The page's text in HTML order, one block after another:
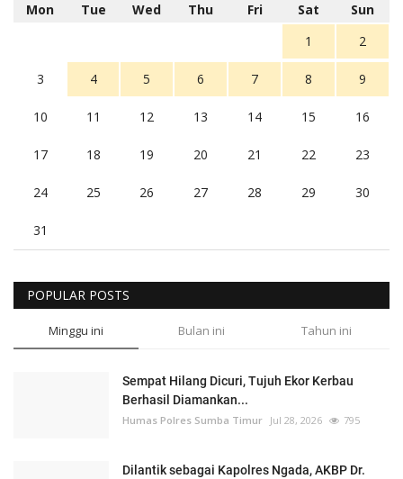
Mon Tue Wed Thu Fri Sat
Sun
1
2
3 4 5 6 7 8 9
10 11 12 13 14 15 16
17 18 19 20 21 22 23
24 25 26 27 28 29 30
31
POPULAR POSTS
Minggu ini Bulan ini Tahun ini
Sempat Hilang Dicuri, Tujuh Ekor Kerbau
Berhasil Diamankan...
Humas Polres Sumba Timur Jul 28, 2026 795
Dilantik sebagai Kapolres Ngada, AKBP Dr.